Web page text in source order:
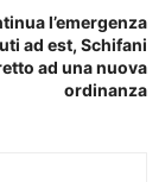
l’emergenza
ad est, Schifani
ad una nuova
ordinanza